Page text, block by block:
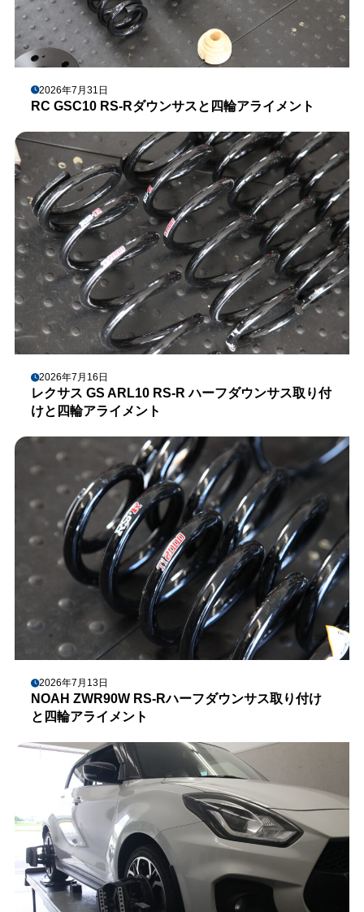
2026年7月31日
RC GSC10 RS-Rダウンサスと四輪アライメント
2026年7月16日
レクサス GS ARL10 RS-R ハーフダウンサス取り付
けと四輪アライメント
2026年7月13日
NOAH ZWR90W RS-Rハーフダウンサス取り付け
と四輪アライメント